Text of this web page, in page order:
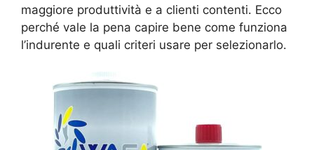
maggiore produttività e a clienti contenti. Ecco
perché vale la pena capire bene come funziona
l’indurente e quali criteri usare per selezionarlo.